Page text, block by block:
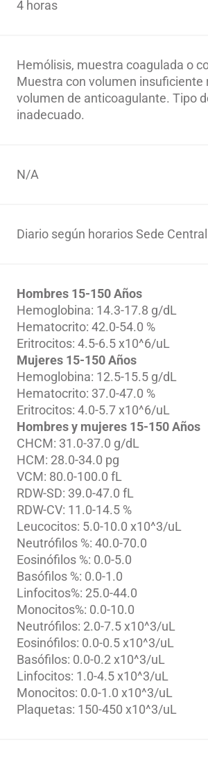
4 horas
Hemólisis, muestra coagulada o
Muestra con volumen insuficiente
volumen de anticoagulante. Tipo
inadecuado.
N/A
Diario según horarios Sede Central
Hombres 15-150 Años
Hemoglobina: 14.3-17.8 g/dL
Hematocrito: 42.0-54.0 %
Eritrocitos: 4.5-6.5 x10^6/uL
Mujeres 15-150 Años
Hemoglobina: 12.5-15.5 g/dL
Hematocrito: 37.0-47.0 %
Eritrocitos: 4.0-5.7 x10^6/uL
Hombres y mujeres 15-150 Años
CHCM: 31.0-37.0 g/dL
HCM: 28.0-34.0 pg
VCM: 80.0-100.0 fL
RDW-SD: 39.0-47.0 fL
RDW-CV: 11.0-14.5 %
Leucocitos: 5.0-10.0 x10^3/uL
Neutrófilos %: 40.0-70.0
Eosinófilos %: 0.0-5.0
Basófilos %: 0.0-1.0
Linfocitos%: 25.0-44.0
Monocitos%: 0.0-10.0
Neutrófilos: 2.0-7.5 x10^3/uL
Eosinófilos: 0.0-0.5 x10^3/uL
Basófilos: 0.0-0.2 x10^3/uL
Linfocitos: 1.0-4.5 x10^3/uL
Monocitos: 0.0-1.0 x10^3/uL
Plaquetas: 150-450 x10^3/uL